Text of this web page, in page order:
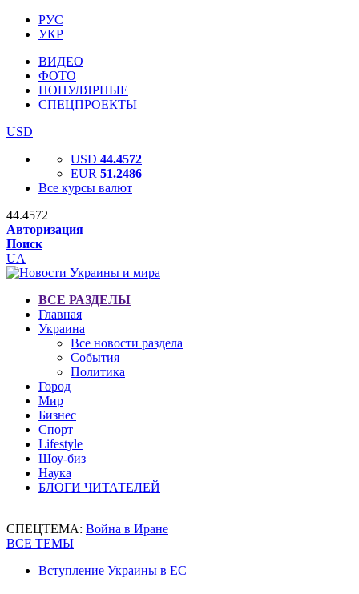
РУС
УКР
ВИДЕО
ФОТО
ПОПУЛЯРНЫЕ
СПЕЦПРОЕКТЫ
USD
USD 44.4572
EUR 51.2486
Все курсы валют
44.4572
Авторизация
Поиск
UA
ВСЕ РАЗДЕЛЫ
Главная
Украина
Все новости раздела
События
Политика
Город
Мир
Бизнес
Спорт
Lifestyle
Шоу-биз
Наука
БЛОГИ ЧИТАТЕЛЕЙ
СПЕЦТЕМА: Война в Иране
ВСЕ ТЕМЫ
Вступление Украины в ЕС